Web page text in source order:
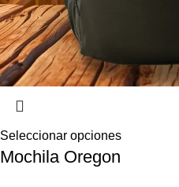
Seleccionar opciones
Mochila Oregon